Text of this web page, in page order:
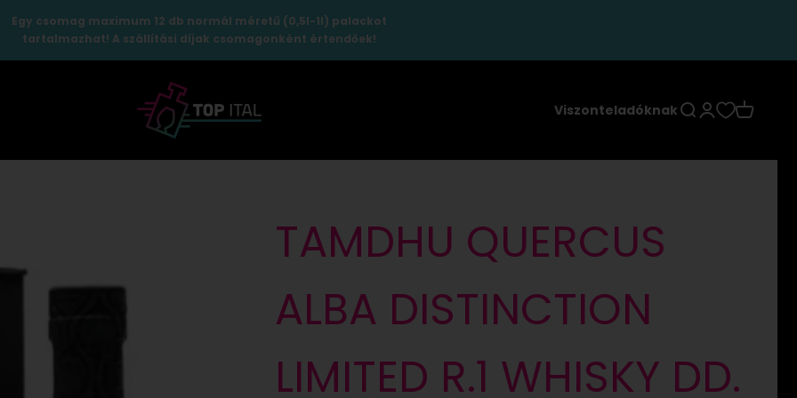
Egy csomag maximum 12 db normál méretű (0,5l-1l) palackot
tartalmazhat! A szállítási díjak csomagonként értendőek!
TopItal
Viszonteladóknak Keresés
Bejelentkezés
Kosár
TAMDHU QUERCUS
ALBA DISTINCTION
LIMITED R.1 WHISKY DD.